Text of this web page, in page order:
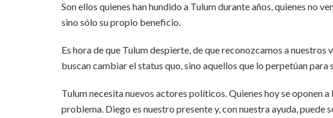
Son ellos quienes han hundido a Tulum durante años, quienes no
sino sólo su propio beneficio.
Es hora de que Tulum despierte, de que reconozcamos a
buscan cambiar el status quo, sino aquellos que lo perpetúan
Tulum necesita nuevos actores políticos. Quienes hoy se oponen
problema. Diego es nuestro presente y, con nuestra ayuda,